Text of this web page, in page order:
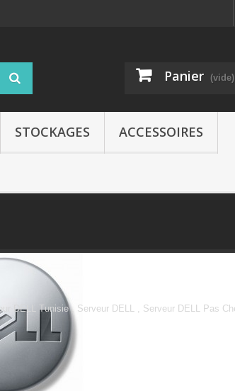
Panier (vide)
STOCKAGES ACCESSOIRES
DELL Tunisie , Serveur DELL , Serveur DELL Pas